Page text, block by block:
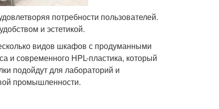
потребности пользователей.
и эстетикой.
видов шкафов с продуманными
и современного HPL-пластика, который
подойдут для лабораторий и
промышленности.